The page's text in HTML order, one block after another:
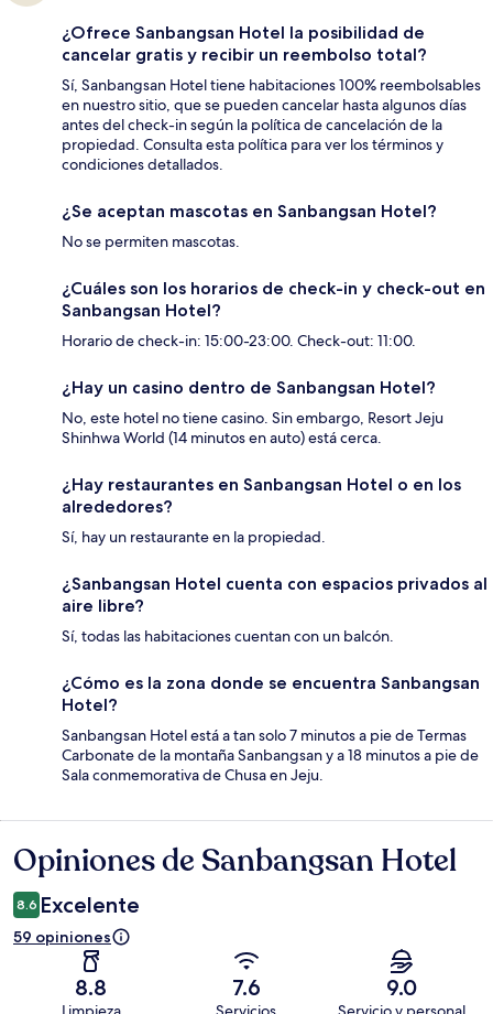
¿Ofrece Sanbangsan Hotel la posibilidad de
cancelar gratis y recibir un reembolso total?
Sí, Sanbangsan Hotel tiene habitaciones 100% reembolsables
en nuestro sitio, que se pueden cancelar hasta algunos días
antes del check-in según la política de cancelación de la
propiedad. Consulta esta política para ver los términos y
condiciones detallados.
¿Se aceptan mascotas en Sanbangsan Hotel?
No se permiten mascotas.
¿Cuáles son los horarios de check-in y check-out en
Sanbangsan Hotel?
Horario de check-in: 15:00-23:00. Check-out: 11:00.
¿Hay un casino dentro de Sanbangsan Hotel?
No, este hotel no tiene casino. Sin embargo, Resort Jeju
Shinhwa World (14 minutos en auto) está cerca.
¿Hay restaurantes en Sanbangsan Hotel o en los
alrededores?
Sí, hay un restaurante en la propiedad.
¿Sanbangsan Hotel cuenta con espacios privados al
aire libre?
Sí, todas las habitaciones cuentan con un balcón.
¿Cómo es la zona donde se encuentra Sanbangsan
Hotel?
Sanbangsan Hotel está a tan solo 7 minutos a pie de Termas
Carbonate de la montaña Sanbangsan y a 18 minutos a pie de
Sala conmemorativa de Chusa en Jeju.
Opiniones
Opiniones de Sanbangsan Hotel
8.6 Excelente
59 opiniones
8.8 7.6 9.0